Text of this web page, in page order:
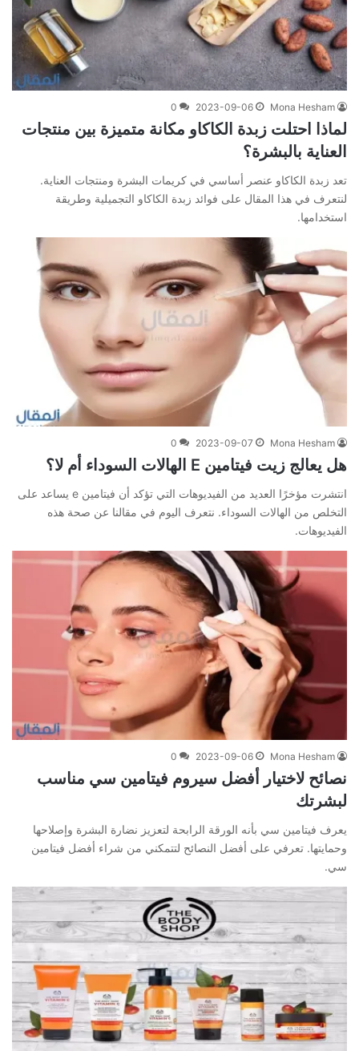
Mona Hesham
2023-09-06
0
لماذا احتلت زبدة الكاكاو مكانة متميزة بين منتجات
العناية بالبشرة؟
تعد زبدة الكاكاو عنصر أساسي في كريمات البشرة ومنتجات العناية.
لنتعرف في هذا المقال على فوائد زبدة الكاكاو التجميلية وطريقة
استخدامها.
Mona Hesham
2023-09-07
0
هل يعالج زيت فيتامين E الهالات السوداء أم لا؟
انتشرت مؤخرًا العديد من الفيديوهات التي تؤكد أن فيتامين e يساعد على
التخلص من الهالات السوداء. نتعرف اليوم في مقالنا عن صحة هذه
الفيديوهات.
Mona Hesham
2023-09-06
0
نصائح لاختيار أفضل سيروم فيتامين سي مناسب
لبشرتك
يعرف فيتامين سي بأنه الورقة الرابحة لتعزيز نضارة البشرة وإصلاحها
وحمايتها. تعرفي على أفضل النصائح لتتمكني من شراء أفضل فيتامين
سي.